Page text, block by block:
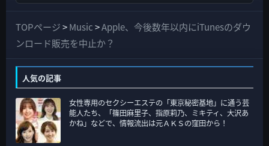
て
の
ゴ
リ
ー
TOPページ>Music>Apple、今後数年以内にiTunesのダウ
ンロード販売を中止か？
人気の記事
女性専用のセクシーエステの「東京秘密基地」に通う芸
能人たち、「篠田麻里子、指原莉乃、ミキティ、大沢あ
かね」などで、情報流出は元ＡＫＳの窪田から！